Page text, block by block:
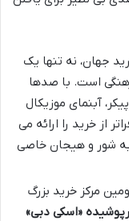
جهان، نه تنها یک
است. با صدها
آبنمای موزیکال
از خرید را ارائه می
به شور و هیجان خاصی
مرکز خرید بزرگ
«اسکی دبی»